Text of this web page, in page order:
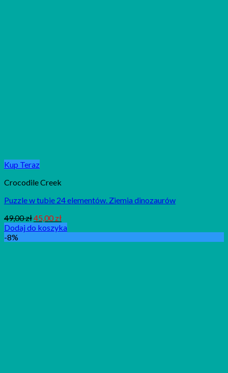
Kup Teraz
Crocodile Creek
Puzzle w tubie 24 elementów. Ziemia dinozaurów
49,00zł45,00zł
Dodaj do koszyka
-8%